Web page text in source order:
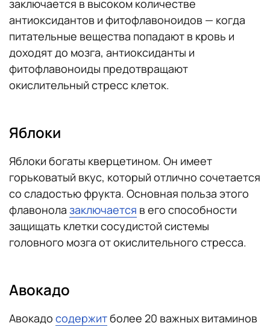
заключается в высоком количестве
антиоксидантов и фитофлавоноидов — когда
питательные вещества попадают в кровь и
доходят до мозга, антиоксиданты и
фитофлавоноиды предотвращают
окислительный стресс клеток.
Яблоки
Яблоки богаты кверцетином. Он имеет
горьковатый вкус, который отлично сочетается
со сладостью фрукта. Основная польза этого
флавонола заключается в его способности
защищать клетки сосудистой системы
головного мозга от окислительного стресса.
Авокадо
Авокадо содержитболее 20 важных витаминов